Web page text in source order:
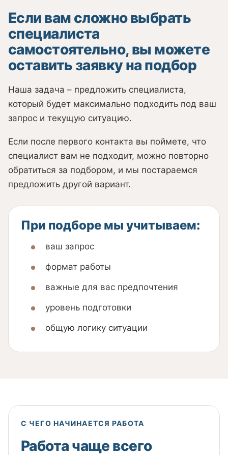
Если вам сложно выбрать
специалиста
самостоятельно, вы можете
оставить заявку на подбор
Наша задача – предложить специалиста,
который будет максимально подходить под ваш
запрос и текущую ситуацию.
Если после первого контакта вы поймете, что
специалист вам не подходит, можно повторно
обратиться за подбором, и мы постараемся
предложить другой вариант.
При подборе мы учитываем:
ваш запрос
формат работы
важные для вас предпочтения
уровень подготовки
общую логику ситуации
С ЧЕГО НАЧИНАЕТСЯ РАБОТА
Работа чаще всего